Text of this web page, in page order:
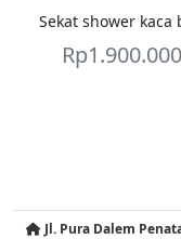
Sekat shower kaca
Rp1.900.000
Jl. Pura Dalem